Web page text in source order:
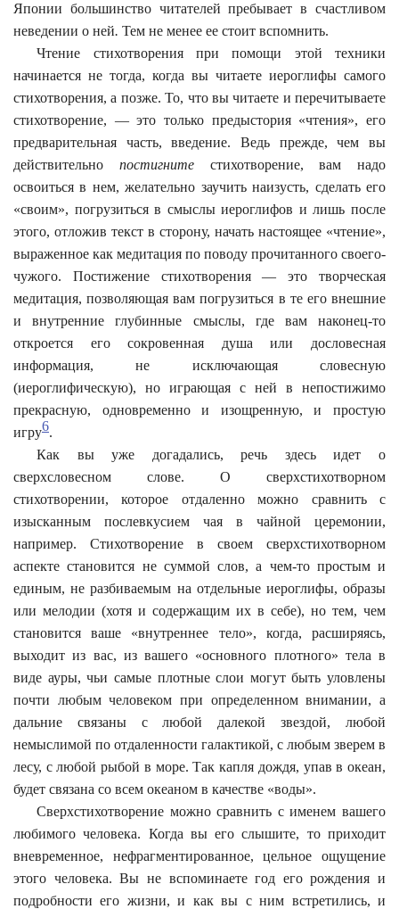
Японии большинство читателей пребывает в счастливом
неведении о ней. Тем не менее ее стоит вспомнить.
Чтение стихотворения при помощи этой техники
начинается не тогда, когда вы читаете иероглифы самого
стихотворения, а позже. То, что вы читаете и перечитываете
стихотворение, — это только предыстория «чтения», его
предварительная часть, введение. Ведь прежде, чем вы
действительно постигнитестихотворение, вам надо
освоиться в нем, желательно заучить наизусть, сделать его
«своим», погрузиться в смыслы иероглифов и лишь после
этого, отложив текст в сторону, начать настоящее «чтение»,
выраженное как медитация по поводу прочитанного своего-
чужого. Постижение стихотворения — это творческая
медитация, позволяющая вам погрузиться в те его внешние
и внутренние глубинные смыслы, где вам наконец-то
откроется его сокровенная душа или дословесная
информация, не исключающая словесную
(иероглифическую), но играющая с ней в непостижимо
прекрасную, одновременно и изощренную, и простую
игру6.
Как вы уже догадались, речь здесь идет о
сверхсловесном слове. О сверхстихотворном
стихотворении, которое отдаленно можно сравнить с
изысканным послевкусием чая в чайной церемонии,
например. Стихотворение в своем сверхстихотворном
аспекте становится не суммой слов, а чем-то простым и
единым, не разбиваемым на отдельные иероглифы, образы
или мелодии (хотя и содержащим их в себе), но тем, чем
становится ваше «внутреннее тело», когда, расширяясь,
выходит из вас, из вашего «основного плотного» тела в
виде ауры, чьи самые плотные слои могут быть уловлены
почти любым человеком при определенном внимании, а
дальние связаны с любой далекой звездой, любой
немыслимой по отдаленности галактикой, с любым зверем в
лесу, с любой рыбой в море. Так капля дождя, упав в океан,
будет связана со всем океаном в качестве «воды».
Сверхстихотворение можно сравнить с именем вашего
любимого человека. Когда вы его слышите, то приходит
вневременное, нефрагментированное, цельное ощущение
этого человека. Вы не вспоминаете год его рождения и
подробности его жизни, и как вы с ним встретились, и